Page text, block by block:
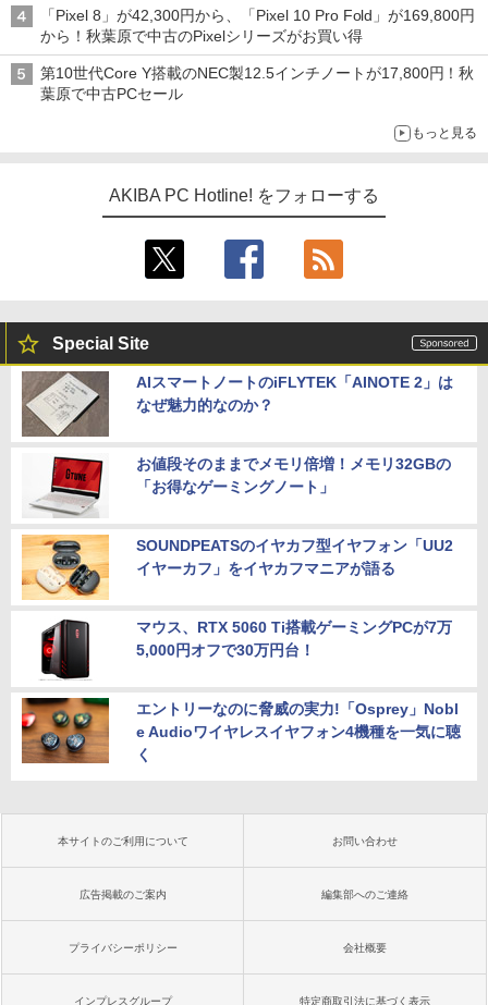
「Pixel 8」が42,300円から、「Pixel 10 Pro Fold」が169,800円
から！秋葉原で中古のPixelシリーズがお買い得
第10世代Core Y搭載のNEC製12.5インチノートが17,800円！秋
葉原で中古PCセール
もっと見る
AKIBA PC Hotline! をフォローする
Special Site
AIスマートノートのiFLYTEK「AINOTE 2」は
なぜ魅力的なのか？
お値段そのままでメモリ倍増！メモリ32GBの
「お得なゲーミングノート」
SOUNDPEATSのイヤカフ型イヤフォン「UU2
イヤーカフ」をイヤカフマニアが語る
マウス、RTX 5060 Ti搭載ゲーミングPCが7万
5,000円オフで30万円台！
エントリーなのに脅威の実力!「Osprey」Nobl
e Audioワイヤレスイヤフォン4機種を一気に聴
く
本サイトのご利用について お問い合わせ
広告掲載のご案内 編集部へのご連絡
プライバシーポリシー 会社概要
インプレスグループ 特定商取引法に基づく表示